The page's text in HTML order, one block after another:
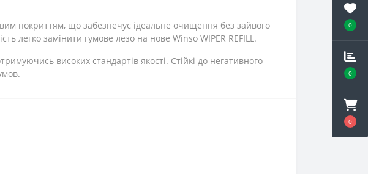
0
0
0
покриттям, що забезпечує ідеальне очищення без зайвого
легко замінити гумове лезо на нове Winso WIPER REFILL.
високих стандартів якості. Стійкі до негативного